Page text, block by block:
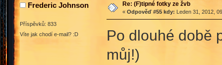
Frederic Johnson
Příspěvků: 833
Víte jak chodí e-mail? :D
Re: (F)tipné fotky ze žvb
« Odpověď #55 kdy: Leden 31, 2012,
Po dlouhé době
můj!)